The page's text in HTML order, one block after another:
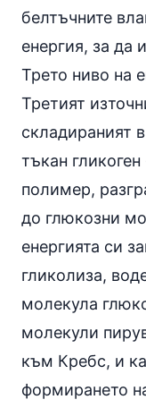
белтъчните
енергия, за да
Трето ниво на
Третият
складираният
тъкан
полимер,
до глюкозни
енергията си
гликолиза,
молекула
молекули
към Кребс, и
формирането